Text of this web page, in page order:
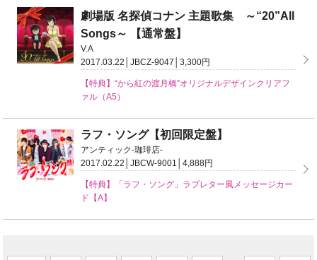
劇場版 名探偵コナン 主題歌集 ～“20”All
Songs～ 【通常盤】
V.A
2017.03.22│JBCZ-9047│3,300円
【特典】“から紅の渡月橋”オリジナルデザインクリアフ
ァル（A5）
ラフ・ソング【初回限定盤】
アンティック-珈琲店-
2017.02.22│JBCW-9001│4,888円
【特典】「ラフ・ソング」ラブレター風メッセージカー
ド【A】